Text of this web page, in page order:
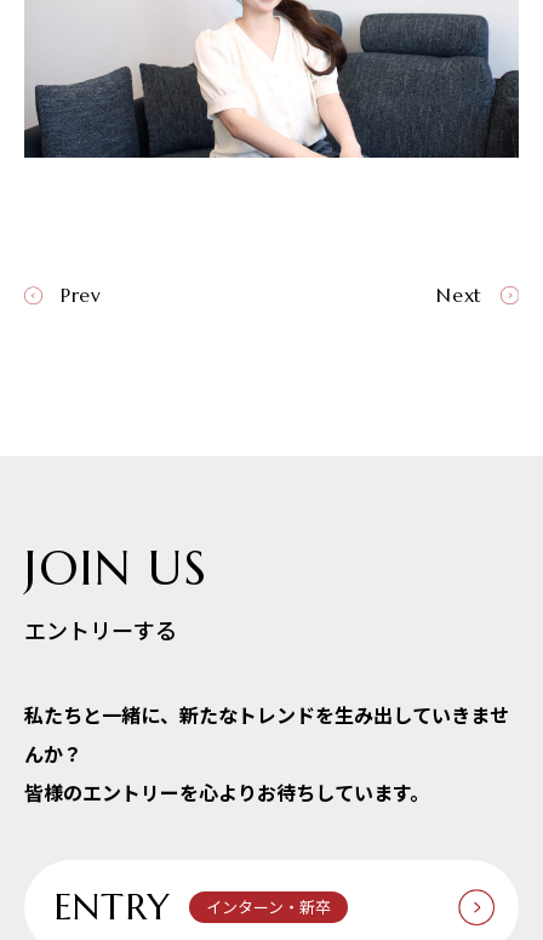
Prev Next
JOIN US
エントリーする
私たちと一緒に、新たなトレンドを生み出していきませ
んか？
皆様のエントリーを心よりお待ちしています。
ENTRY インターン・新卒